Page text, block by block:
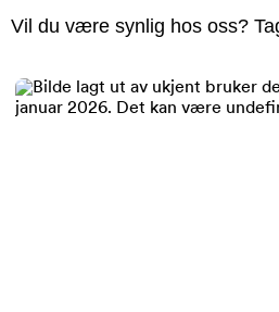
Vil du være synlig hos oss?